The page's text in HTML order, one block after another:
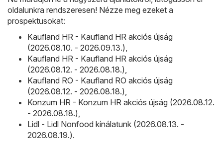
oldalunkra rendszeresen! Nézze meg ezeket a
prospektusokat:
Kaufland HR - Kaufland HR akciós újság
(2026.08.10. - 2026.09.13.)
Kaufland HR - Kaufland HR akciós újság
(2026.08.12. - 2026.08.18.)
Kaufland RO - Kaufland RO akciós újság
(2026.08.12. - 2026.08.18.)
Konzum HR - Konzum HR akciós újság (2026.08.12.
- 2026.08.18.)
Lidl - Lidl Nonfood kínálatunk (2026.08.13. -
2026.08.19.).